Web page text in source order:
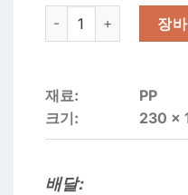
G-231911 (23x19x11)
장
재료:
PP
크기:
230 x
배달: